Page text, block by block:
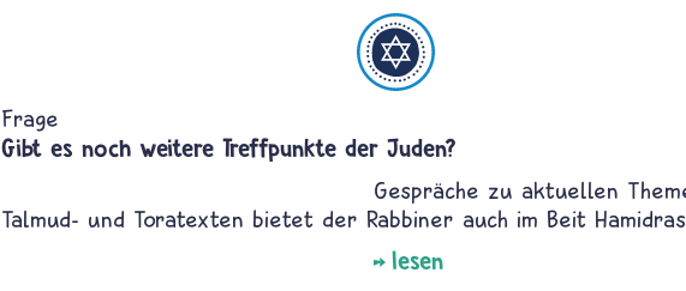
Frage
Gibt es noch weitere Treffpunkte der Juden?
Gespräche zu aktuellen
Talmud- und Toratexten bietet der Rabbiner auch im Beit
lesen